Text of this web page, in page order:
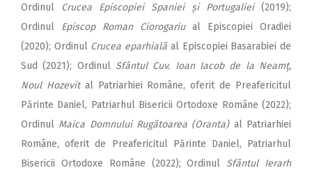
Ordinul Crucea Episcopiei Spaniei și Portugaliei(2019);
Ordinul Episcop Roman Ciorogariual Episcopiei Oradiei
(2020); Ordinul Crucea eparhialăal Episcopiei Basarabiei de
Sud (2021); Ordinul Sfântul Cuv. Ioan Iacob de la Neamț,
Noul Hozevital Patriarhiei Române, oferit de Preafericitul
Părinte Daniel, Patriarhul Bisericii Ortodoxe Române (2022);
Ordinul Maica Domnului Rugătoarea (Oranta)al Patriarhiei
Române, oferit de Preafericitul Părinte Daniel, Patriarhul
Bisericii Ortodoxe Române (2022); Ordinul Sfântul Ierarh